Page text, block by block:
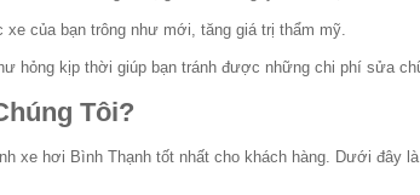
xe của bạn trông như mới, tăng giá trị thẩm mỹ.
hỏng kịp thời giúp bạn tránh được những chi phí sửa
Tôi?
xe hơi Bình Thạnh tốt nhất cho khách hàng. Dưới đây